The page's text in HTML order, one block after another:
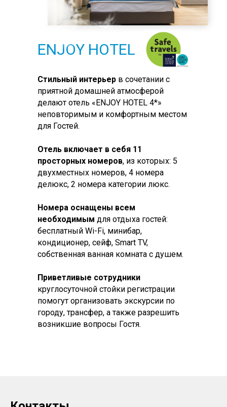
ENJOY HOTEL
Cтильный интерьер в сочетании с
приятной домашней атмосферой
делают отель «ENJOY HOTEL 4*»
неповторимым и комфортным местом
для Гостей.
Отель включает в себя 11
просторных номеров, из которых: 5
двухместных номеров, 4 номера
делюкс, 2 номера категории люкс.
Номера оснащены всем
необходимым для отдыха гостей:
бесплатный Wi-Fi, минибар,
кондиционер, сейф, Smart TV,
собственная ванная комната с душем.
Приветливые сотрудники
круглосуточной стойки регистрации
помогут организовать экскурсии по
городу, трансфер, а также разрешить
возникшие вопросы Гостя.